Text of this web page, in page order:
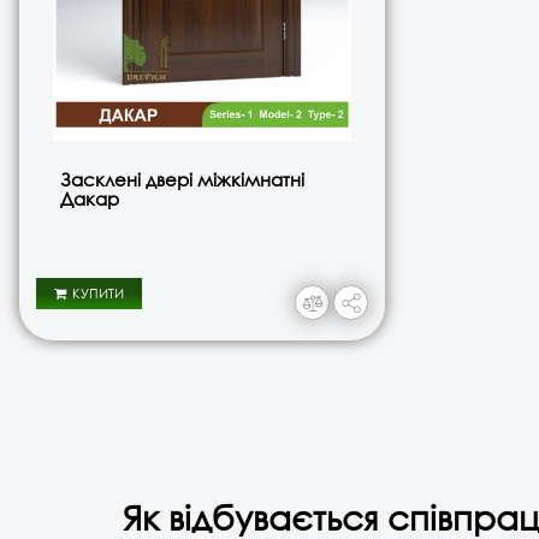
Засклені двері міжкімнатні
Дакар
КУПИТИ
Як відбувається